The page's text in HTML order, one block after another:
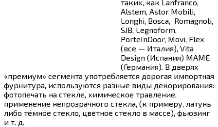
таких, как Lanfranco,
Alstem, Astor Mobili,
Longhi, Bosca, Romagnoli,
SJB, Legnoform,
PorteInDoor, Movi, Flex
(все — Италия), Vita
Design (Испания) МАМЕ
(Германия). В дверях
«премиум» сегмента употребляется дорогая импортная
фурнитура, используются разные виды декорирования:
фотопечать на стекле, химическое травление,
применение непрозрачного стекла, (к примеру, латунь
либо тёмное стекло, цветное стекло в массе), фьюзинг
и т. д.